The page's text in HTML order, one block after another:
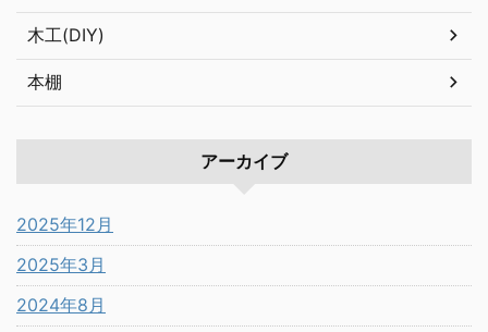
木工(DIY)
本棚
アーカイブ
2025年12月
2025年3月
2024年8月